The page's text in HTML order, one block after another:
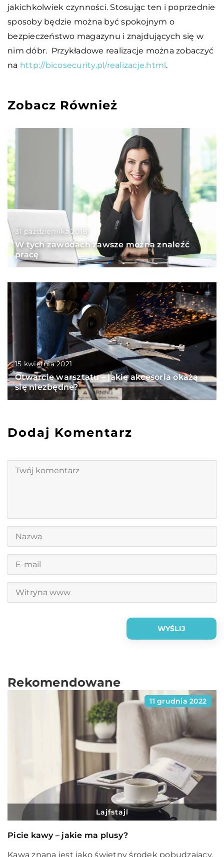
jakichkolwiek czynności. Stosując ten i poprzednie
sposoby będzie można być spokojnym o
bezpieczeństwo magazynu i znajdujących się w
nim dóbr. Przykładowe realizacje można zobaczyć
na http://bicosecurity.pl/realizacje.html.
Zobacz Również
31 października 2018
W tych zawodach zawsze można znaleźć
pracę
15 kwietnia 2021
Otwarcie warsztatu – jakie akcesoria okażą
się niezbędne?
Dodaj Komentarz
Rekomendowane
11 grudnia 2022
Lajfstajl
Picie kawy – jakie ma plusy?
Kawa znana jest jako świetny środek pobudzający.